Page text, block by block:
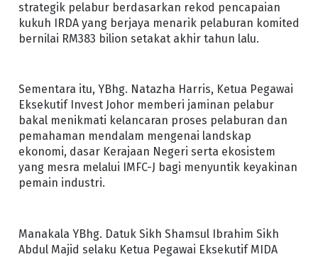
strategik pelabur berdasarkan rekod pencapaian
kukuh IRDA yang berjaya menarik pelaburan komited
bernilai RM383 bilion setakat akhir tahun lalu.
Sementara itu, YBhg. Natazha Harris, Ketua Pegawai
Eksekutif Invest Johor memberi jaminan pelabur
bakal menikmati kelancaran proses pelaburan dan
pemahaman mendalam mengenai landskap
ekonomi, dasar Kerajaan Negeri serta ekosistem
yang mesra melalui IMFC-J bagi menyuntik keyakinan
pemain industri.
Manakala YBhg. Datuk Sikh Shamsul Ibrahim Sikh
Abdul Majid selaku Ketua Pegawai Eksekutif MIDA